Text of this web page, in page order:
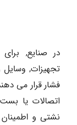
در صنایع,
تجهیزات,
فشار قرار می
اتصالات یا
نشتی و اطمینان